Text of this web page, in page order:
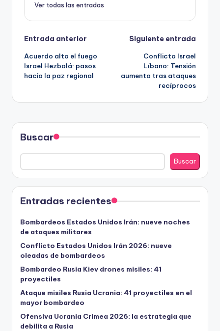
Ver todas las entradas
Navegación
de
entradas
Entrada anterior
Acuerdo alto el fuego
Israel Hezbolá: pasos
hacia la paz regional
Siguiente entrada
Conflicto Israel
Líbano: Tensión
aumenta tras ataques
recíprocos
Buscar
Buscar
Entradas recientes
Bombardeos Estados Unidos Irán: nueve noches
de ataques militares
Conflicto Estados Unidos Irán 2026: nueve
oleadas de bombardeos
Bombardeo Rusia Kiev drones misiles: 41
proyectiles
Ataque misiles Rusia Ucrania: 41 proyectiles en el
mayor bombardeo
Ofensiva Ucrania Crimea 2026: la estrategia que
debilita a Rusia